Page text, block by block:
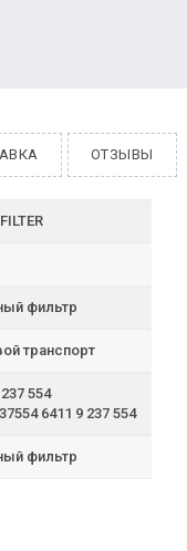
ОТЗЫВЫ
фильтр
транспорт
554
6411 9 237 554
фильтр